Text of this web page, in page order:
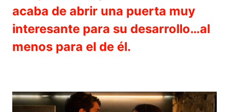
acaba de abrir una puerta muy
interesante para su desarrollo…al
menos para el de él.